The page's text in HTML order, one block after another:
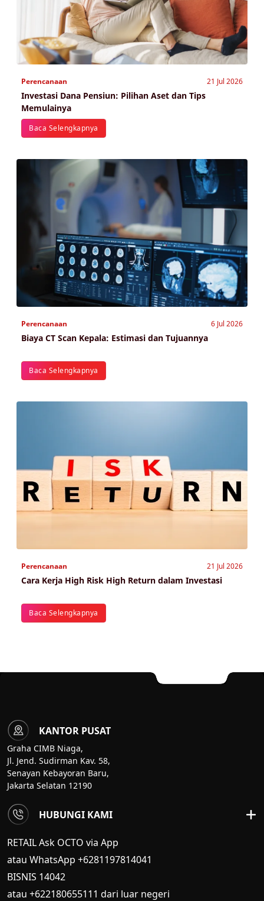
Perencanaan 21 Jul 2026
Investasi Dana Pensiun: Pilihan Aset dan Tips
Memulainya
Baca Selengkapnya
Perencanaan 6 Jul 2026
Biaya CT Scan Kepala: Estimasi dan Tujuannya
Baca Selengkapnya
Perencanaan 21 Jul 2026
Cara Kerja High Risk High Return dalam Investasi
Baca Selengkapnya
KANTOR PUSAT
Graha CIMB Niaga,
Jl. Jend. Sudirman Kav. 58,
Senayan Kebayoran Baru,
Jakarta Selatan 12190
HUBUNGI KAMI
RETAIL Ask OCTO via App
atau WhatsApp +6281197814041
BISNIS 14042
atau +622180655111 dari luar negeri